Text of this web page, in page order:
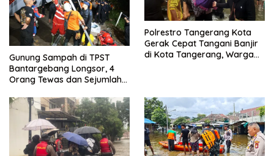
Gunung Sampah di TPST
Bantargebang Longsor, 4
Orang Tewas dan Sejumlah
Polrestro Tangerang Kota
Gerak Cepat Tangani Banjir
di Kota Tangerang, Warga